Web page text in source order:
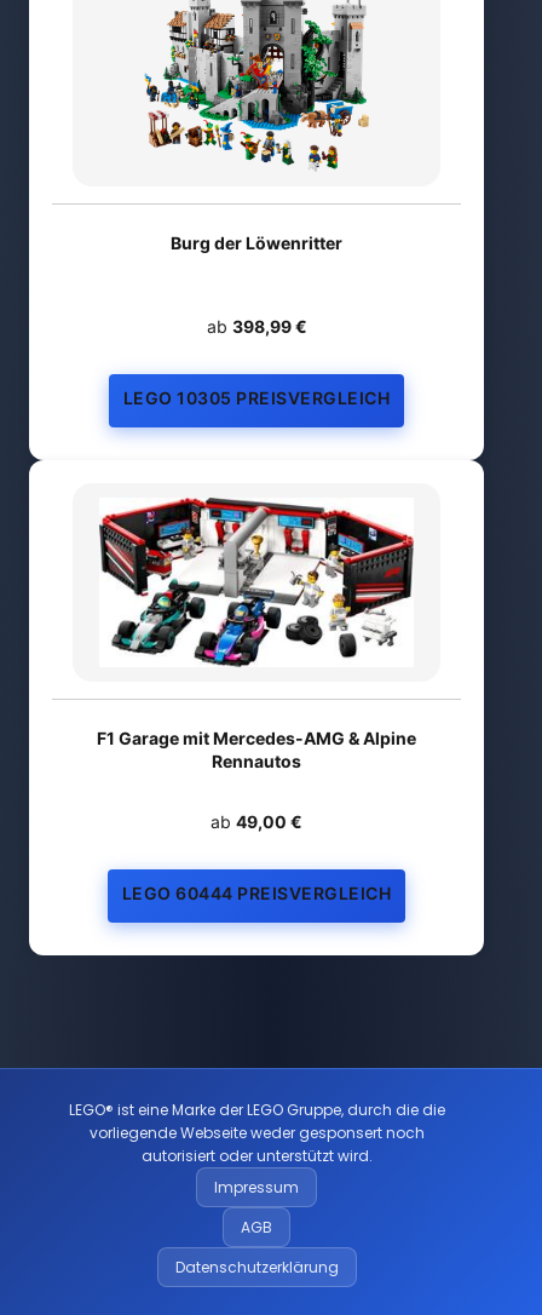
Burg der Löwenritter
ab 398,99 €
LEGO 10305 PREISVERGLEICH
F1 Garage mit Mercedes-AMG & Alpine
Rennautos
ab 49,00 €
LEGO 60444 PREISVERGLEICH
LEGO® ist eine Marke der LEGO Gruppe, durch die die
vorliegende Webseite weder gesponsert noch
autorisiert oder unterstützt wird.
Impressum
AGB
Datenschutzerklärung